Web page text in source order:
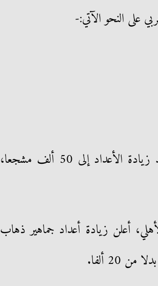
على النحو الآتي:-
كما سيتم طرح تذاكر لمقاعد الدرجة الثانية بعد زيادة الأعداد إلى 50 ألف مشجعا،
أعلن زيادة أعداد جماهير ذهاب